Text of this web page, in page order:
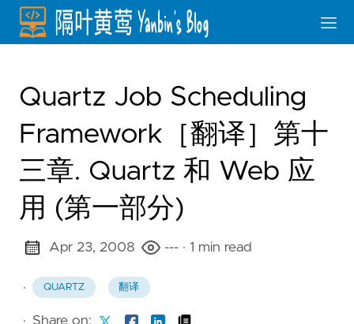
Quartz Job Scheduling
Framework［翻译］第十
三章. Quartz 和 Web 应
用 (第一部分)
Apr 23, 2008 --- · 1 min read
· QUARTZ 翻译
· Share on: